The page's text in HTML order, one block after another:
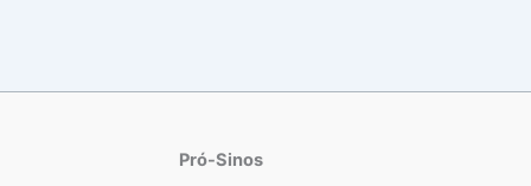
Pró-Sinos